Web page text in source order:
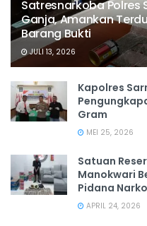
Satresnarkoba Polres
Ganja, Amankan
Barang Bukti
JULI 13, 2026
Kapolres
Gram
MEI 25, 2026
Satuan
Manokwari
Pidana
APRIL 24, 2026